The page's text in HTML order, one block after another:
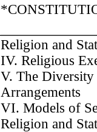
Religion and
IV. Religious
V. The
Arrangements
VI. Models of
Religion and